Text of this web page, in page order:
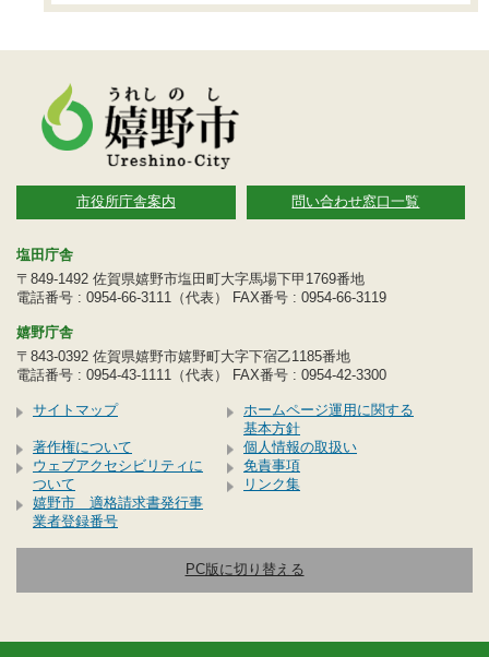
市役所庁舎案内 問い合わせ窓口一覧
塩田庁舎
〒849-1492 佐賀県嬉野市塩田町大字馬場下甲1769番地
電話番号 : 0954-66-3111（代表） FAX番号 : 0954-66-3119
嬉野庁舎
〒843-0392 佐賀県嬉野市嬉野町大字下宿乙1185番地
電話番号 : 0954-43-1111（代表） FAX番号 : 0954-42-3300
サイトマップ
ホームページ運用に関する
基本方針
著作権について
個人情報の取扱い
ウェブアクセシビリティに
ついて
免責事項
リンク集
嬉野市 適格請求書発行事
業者登録番号
PC版に切り替える